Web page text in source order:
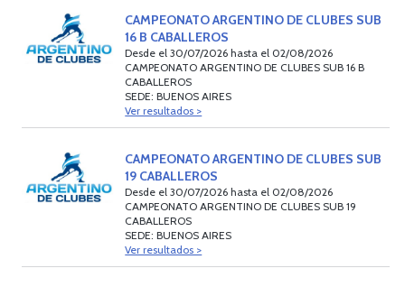
CAMPEONATO ARGENTINO DE CLUBES SUB
16 B CABALLEROS
Desde el 30/07/2026 hasta el 02/08/2026
CAMPEONATO ARGENTINO DE CLUBES SUB 16 B
CABALLEROS
SEDE: BUENOS AIRES
Ver resultados >
CAMPEONATO ARGENTINO DE CLUBES SUB
19 CABALLEROS
Desde el 30/07/2026 hasta el 02/08/2026
CAMPEONATO ARGENTINO DE CLUBES SUB 19
CABALLEROS
SEDE: BUENOS AIRES
Ver resultados >